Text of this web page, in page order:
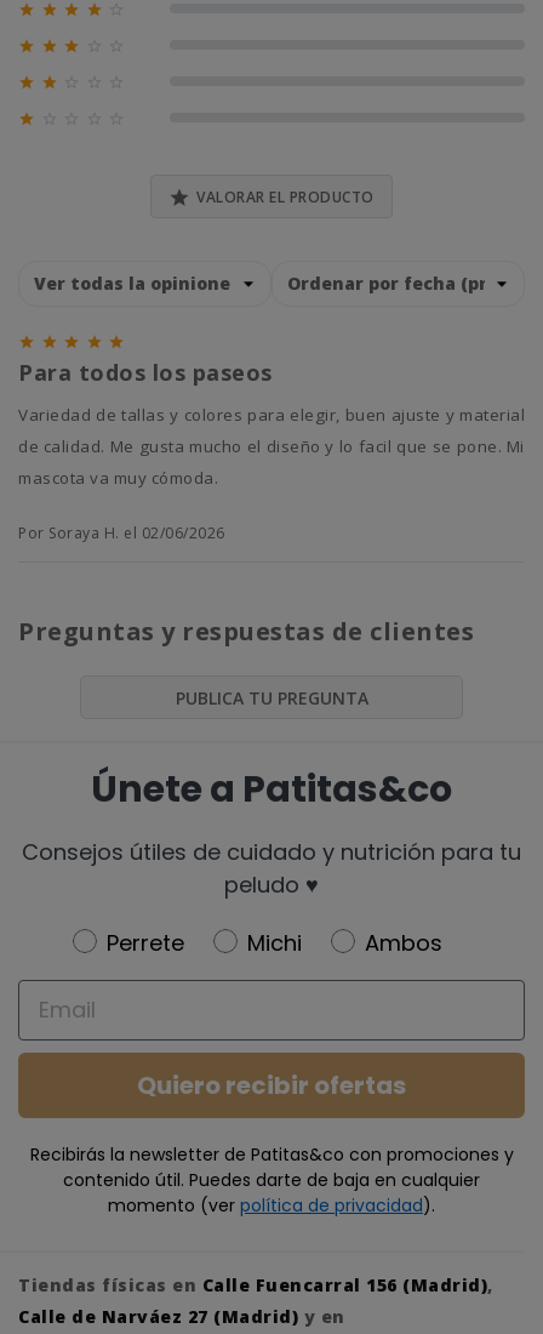
   
  
 

 VALORAR EL PRODUCTO
    
Para todos los paseos
Variedad de tallas y colores para elegir, buen ajuste y material
de calidad. Me gusta mucho el diseño y lo facil que se pone. Mi
mascota va muy cómoda.
Por Soraya H. el 02/06/2026
Preguntas y respuestas de clientes
PUBLICA TU PREGUNTA
Únete a Patitas&co
Consejos útiles de cuidado y nutrición para tu
peludo ♥️
Newsletter
Perrete Michi
Ambos
Email
Quiero recibir ofertas
Recibirás la newsletter de Patitas&co con promociones y
contenido útil. Puedes darte de baja en cualquier
momento (ver política de privacidad).
Tiendas físicas en Calle Fuencarral 156 (Madrid),
Calle de Narváez 27 (Madrid) y en